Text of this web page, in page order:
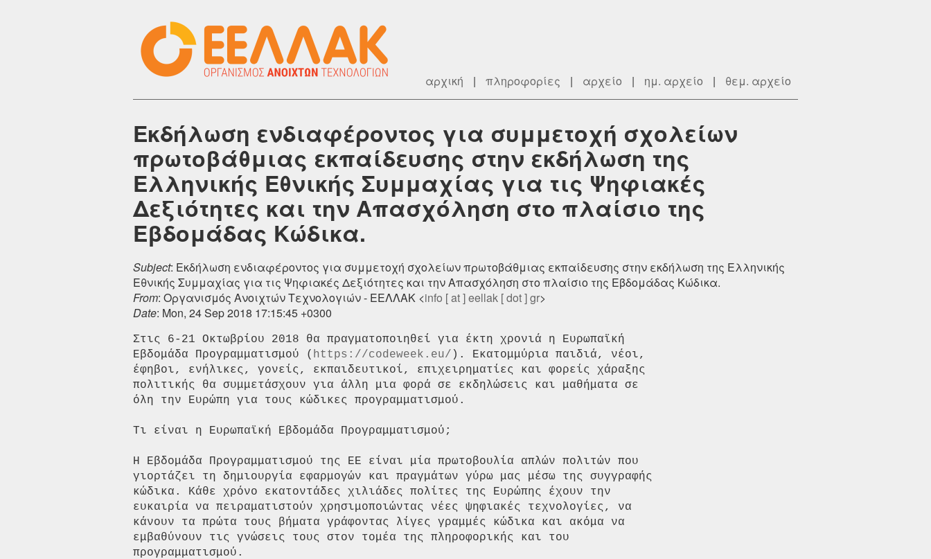
αρχική | πληροφορίες | αρχείο | ημ. αρχείο | θεμ. αρχείο
Εκδήλωση ενδιαφέροντος για συμμετοχή σχολείων
πρωτοβάθμιας εκπαίδευσης στην εκδήλωση της
Ελληνικής Εθνικής Συμμαχίας για τις Ψηφιακές
Δεξιότητες και την Απασχόληση στο πλαίσιο της
Εβδομάδας Κώδικα.
Subject: Εκδήλωση ενδιαφέροντος για συμμετοχή σχολείων πρωτοβάθμιας εκπαίδευσης στην εκδήλωση της Ελληνικής
Εθνικής Συμμαχίας για τις Ψηφιακές Δεξιότητες και την Απασχόληση στο πλαίσιο της Εβδομάδας Κώδικα.
From: Οργανισμός Ανοιχτών Τεχνολογιών - ΕΕΛΛΑΚ <info [ at ] eellak [ dot ] gr>
Date: Mon, 24 Sep 2018 17:15:45 +0300
Στις 6-21 Οκτωβρίου 2018 θα πραγματοποιηθεί για έκτη χρονιά η Ευρωπαϊκή
Εβδομάδα Προγραμματισμού ( https://codeweek.eu/ ). Εκατομμύρια παιδιά, νέοι,
έφηβοι, ενήλικες, γονείς, εκπαιδευτικοί, επιχειρηματίες και φορείς χάραξης
πολιτικής θα συμμετάσχουν για άλλη μια φορά σε εκδηλώσεις και μαθήματα σε
όλη την Ευρώπη για τους κώδικες προγραμματισμού.
Τι είναι η Ευρωπαϊκή Εβδομάδα Προγραμματισμού;
Η Εβδομάδα Προγραμματισμού της ΕΕ είναι μία πρωτοβουλία απλών πολιτών που
γιορτάζει τη δημιουργία εφαρμογών και πραγμάτων γύρω μας μέσω της συγγραφής
κώδικα. Κάθε χρόνο εκατοντάδες χιλιάδες πολίτες της Ευρώπης έχουν την
ευκαιρία να πειραματιστούν χρησιμοποιώντας νέες ψηφιακές τεχνολογίες, να
κάνουν τα πρώτα τους βήματα γράφοντας λίγες γραμμές κώδικα και ακόμα να
εμβαθύνουν τις γνώσεις τους στον τομέα της πληροφορικής και του
προγραμματισμού.